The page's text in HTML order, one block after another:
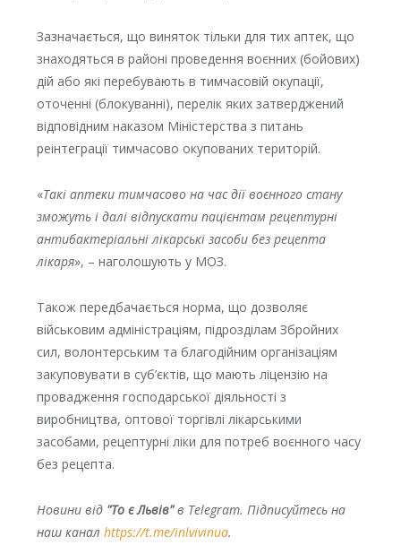
Зазначається, що виняток тільки для тих аптек, що
знаходяться в районі проведення воєнних (бойових)
дій або які перебувають в тимчасовій окупації,
оточенні (блокуванні), перелік яких затверджений
відповідним наказом Міністерства з питань
реінтеграції тимчасово окупованих територій.
«Такі аптеки тимчасово на час дії воєнного стану
зможуть і далі відпускати пацієнтам рецептурні
антибактеріальні лікарські засоби без рецепта
лікаря», – наголошують у МОЗ.
Також передбачається норма, що дозволяє
військовим адміністраціям, підрозділам Збройних
сил, волонтерським та благодійним організаціям
закуповувати в суб’єктів, що мають ліцензію на
провадження господарської діяльності з
виробництва, оптової торгівлі лікарськими
засобами, рецептурні ліки для потреб воєнного часу
без рецепта.
Новини від "То є Львів"в Telegram. Підписуйтесь на
наш канал https://t.me/inlvivinua.